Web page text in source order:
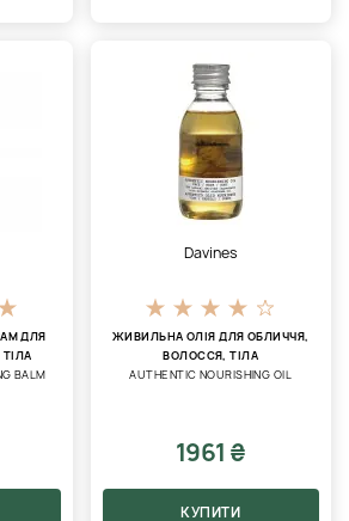
ДЛЯ
BALM
Davines
ЖИВИЛЬНА ОЛІЯ ДЛЯ ОБЛИЧЧЯ,
ВОЛОССЯ, ТІЛА
AUTHENTIC NOURISHING OIL
1961 ₴
КУПИТИ